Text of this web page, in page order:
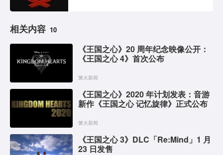
相关内容 10
《王国之心》20 周年纪念映像公开：
《王国之心 4》首次公布
篝火新闻
《王国之心》2020 年计划发表：音游
新作《王国之心 记忆旋律》正式公布
篝火新闻
《王国之心 3》DLC「Re:Mind」1 月
23 日发售